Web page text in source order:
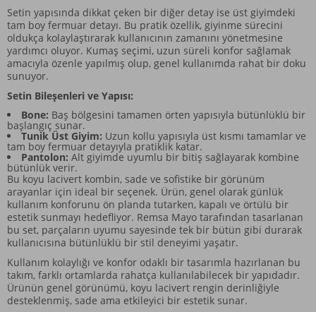
Setin yapısında dikkat çeken bir diğer detay ise üst giyimdeki
tam boy fermuar detayı. Bu pratik özellik, giyinme sürecini
oldukça kolaylaştırarak kullanıcının zamanını yönetmesine
yardımcı oluyor. Kumaş seçimi, uzun süreli konfor sağlamak
amacıyla özenle yapılmış olup, genel kullanımda rahat bir doku
sunuyor.
Setin Bileşenleri ve Yapısı:
Bone: Baş bölgesini tamamen örten yapısıyla bütünlüklü bir
başlangıç sunar.
Tunik Üst Giyim: Uzun kollu yapısıyla üst kısmı tamamlar ve
tam boy fermuar detayıyla pratiklik katar.
Pantolon: Alt giyimde uyumlu bir bitiş sağlayarak kombine
bütünlük verir.
Bu koyu lacivert kombin, sade ve sofistike bir görünüm
arayanlar için ideal bir seçenek. Ürün, genel olarak günlük
kullanım konforunu ön planda tutarken, kapalı ve örtülü bir
estetik sunmayı hedefliyor. Remsa Mayo tarafından tasarlanan
bu set, parçaların uyumu sayesinde tek bir bütün gibi durarak
kullanıcısına bütünlüklü bir stil deneyimi yaşatır.
Kullanım kolaylığı ve konfor odaklı bir tasarımla hazırlanan bu
takım, farklı ortamlarda rahatça kullanılabilecek bir yapıdadır.
Ürünün genel görünümü, koyu lacivert rengin derinliğiyle
desteklenmiş, sade ama etkileyici bir estetik sunar.